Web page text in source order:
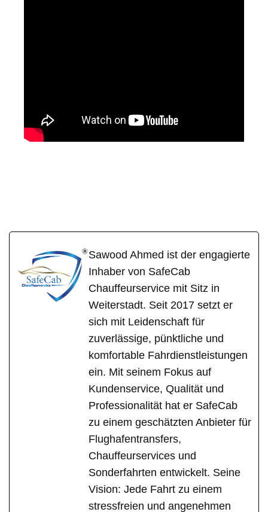
Sawood Ahmed ist der engagierte
Inhaber von SafeCab
Chauffeurservice mit Sitz in
Weiterstadt. Seit 2017 setzt er
sich mit Leidenschaft für
zuverlässige, pünktliche und
komfortable Fahrdienstleistungen
ein. Mit seinem Fokus auf
Kundenservice, Qualität und
Professionalität hat er SafeCab
zu einem geschätzten Anbieter für
Flughafentransfers,
Chauffeurservices und
Sonderfahrten entwickelt. Seine
Vision: Jede Fahrt zu einem
stressfreien und angenehmen